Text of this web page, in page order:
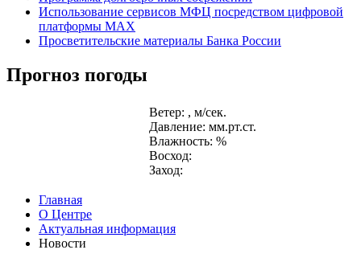
Использование сервисов МФЦ посредством цифровой
платформы MAX
Просветительские материалы Банка России
Прогноз погоды
Ветер: , м/сек.
Давление: мм.рт.ст.
Влажность: %
Восход:
Заход:
Главная
О Центре
Актуальная информация
Новости